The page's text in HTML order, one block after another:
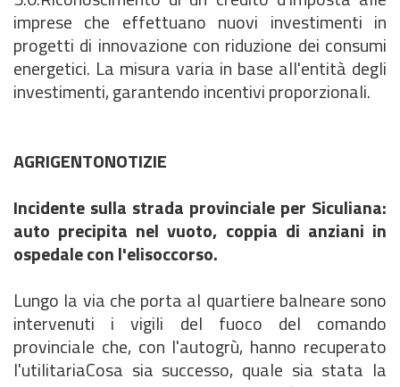
imprese che effettuano nuovi investimenti in
progetti di innovazione con riduzione dei consumi
energetici. La misura varia in base all'entità degli
investimenti, garantendo incentivi proporzionali.
AGRIGENTONOTIZIE
Incidente sulla strada provinciale per Siculiana:
auto precipita nel vuoto, coppia di anziani in
ospedale con l'elisoccorso.
Lungo la via che porta al quartiere balneare sono
intervenuti i vigili del fuoco del comando
provinciale che, con l'autogrù, hanno recuperato
l'utilitariaCosa sia successo, quale sia stata la